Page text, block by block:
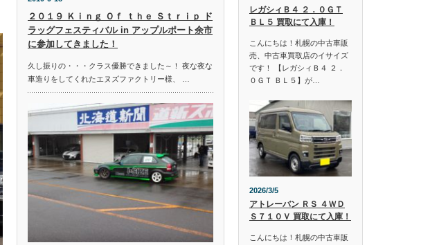
２０１９ Ｋｉｎｇ Ｏｆ ｔｈｅ Ｓｔｒｉｐ ド
ラッグフェスティバル in アップルポート余市
に参加してきました！
久し振りの・・・クラス優勝できました～！ 夜な夜な
車造りをしてくれたエヌズファクトリー様、 …
レガシィＢ４ ２．０ＧＴ
ＢＬ５ 買取にて入庫！
こんにちは！札幌の中古車販
売、中古車買取店のイサイズ
です！ 【レガシィＢ４ ２．
０ＧＴ ＢＬ５】が…
2026/3/5
アトレーバン ＲＳ ４ＷＤ
Ｓ７１０Ｖ 買取にて入庫！
こんにちは！札幌の中古車販